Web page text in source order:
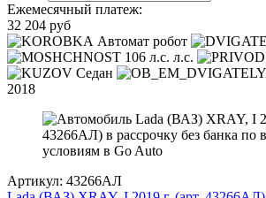
Ежемесячный платеж:
32 204 руб
Автомат робот
106 л.с. л.с.
Седан
2018
Артикул: 43266АЛ